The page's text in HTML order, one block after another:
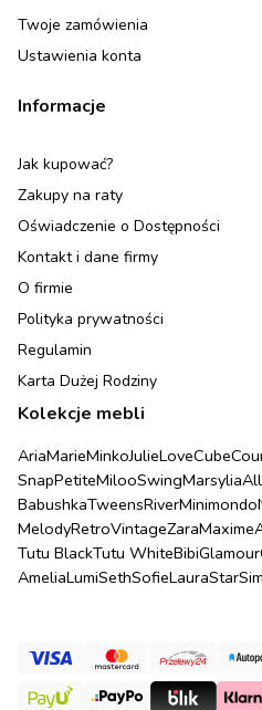
Twoje zamówienia
Ustawienia konta
Informacje
Jak kupować?
Zakupy na raty
Oświadczenie o Dostępności
Kontakt i dane firmy
O firmie
Polityka prywatności
Regulamin
Karta Dużej Rodziny
Kolekcje mebli
AriaMarieMinkoJulieLoveCube
SnapPetiteMilooSwingMarsylia
BabushkaTweensRiverMinimondo
MelodyRetroVintageZaraMaxime
Tutu BlackTutu WhiteBibiGlamour
AmeliaLumiSethSofieLauraStar